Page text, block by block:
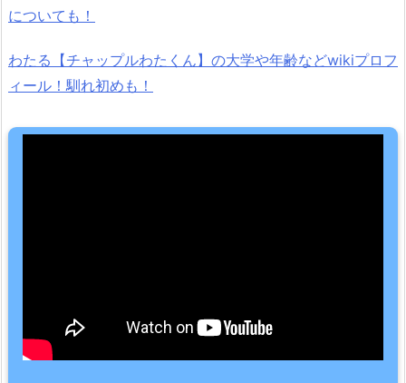
についても！
わたる【チャップルわたくん】の大学や年齢などwikiプロフ
ィール！馴れ初めも！